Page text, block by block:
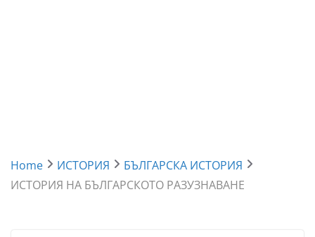
Home ИСТОРИЯ
БЪЛГАРСКА ИСТОРИЯ
ИСТОРИЯ НА БЪЛГАРСКОТО РАЗУЗНАВАНЕ